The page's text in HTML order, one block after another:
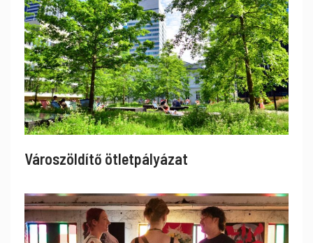
Városzöldítő ötletpályázat